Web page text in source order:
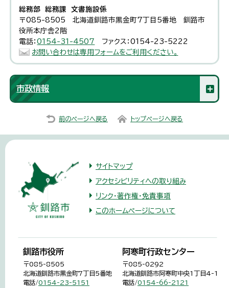
総務部 総務課 文書施設係
〒085-8505 北海道釧路市黒金町7丁目5番地 釧路市
役所本庁舎2階
電話：0154-31-4507
ファクス：0154-23-5222
お問い合わせは専用フォームをご利用ください。
市政情報
前のページへ戻る トップページへ戻る
サイトマップ
アクセシビリティへの取り組み
リンク・著作権・免責事項
このホームページについて
釧路市役所
〒085-8505
北海道釧路市黒金町7丁目5番地
電話/0154-23-5151
阿寒町行政センター
〒085-0292
北海道釧路市阿寒町中央1丁目4-1
電話/0154-66-2121